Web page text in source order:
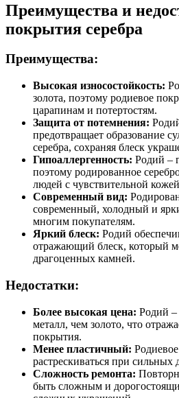
Преимущества и
покрытия серебра
Преимущества:
Высокая износостойкость:
золота, поэтому родиевое
царапинам и потертостям.
Защита от потемнения:
предотвращает образование
серебра, сохраняя блеск
Гипоаллергенность: Родий –
поэтому родированное
людей с чувствительной
Современный вид:
современный, холодный и
многим покупателям.
Яркий блеск: Родий
отражающий блеск, который
драгоценных камней.
Недостатки:
Более высокая цена: Родий –
металл, чем золото, что
покрытия.
Менее пластичный:
растрескиваться при
Сложность ремонта:
быть сложным и